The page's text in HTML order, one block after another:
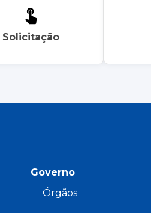
Solicitação
Governo
Órgãos